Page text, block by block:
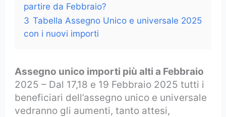
partire da Febbraio?
3 Tabella Assegno Unico e universale 2025
con i nuovi importi
Assegno unico importi più alti a Febbraio
2025 – Dal 17,18 e 19 Febbraio 2025 tutti i
beneficiari dell’assegno unico e universale
vedranno gli aumenti, tanto attesi,